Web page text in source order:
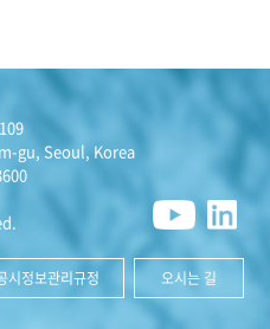
gu, Seoul, Korea
시정보관리규정 오시는 길